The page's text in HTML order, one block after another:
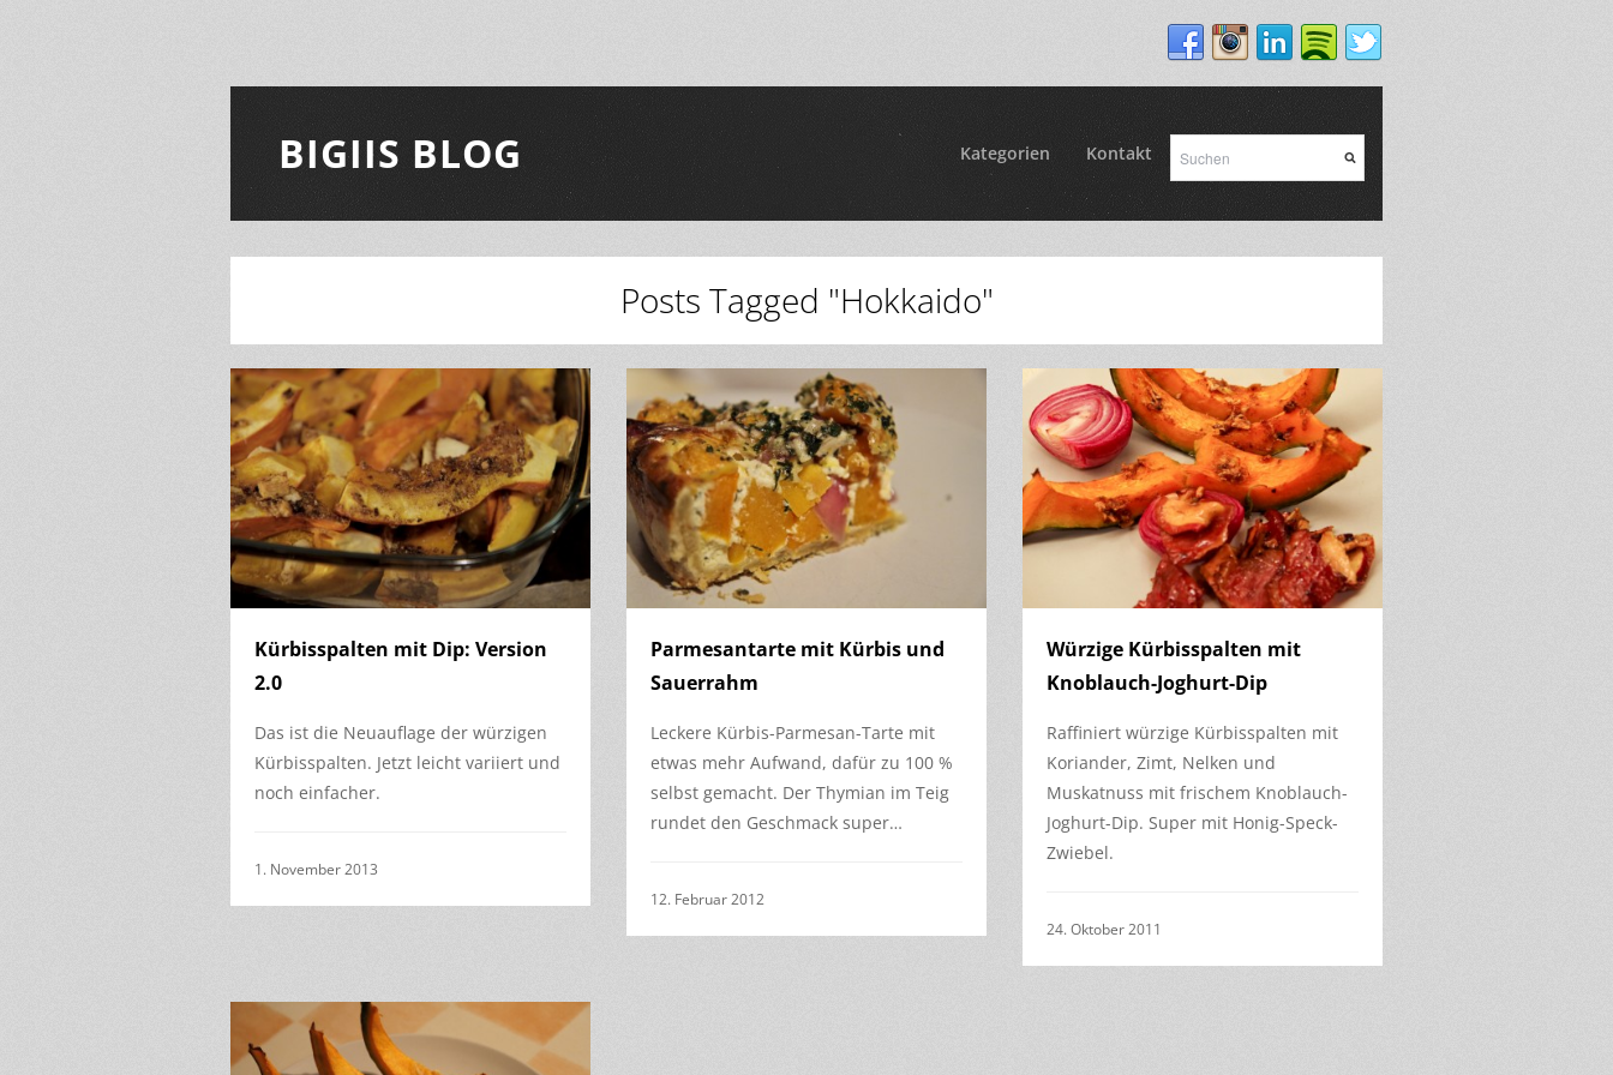
BIGIIS BLOG Kategorien Kontakt
Posts Tagged "Hokkaido"
Kürbisspalten mit Dip: Version
2.0
Das ist die Neuauflage der würzigen
Kürbisspalten. Jetzt leicht variiert und
noch einfacher.
1. November 2013
Parmesantarte mit Kürbis und
Sauerrahm
Leckere Kürbis-Parmesan-Tarte mit
etwas mehr Aufwand, dafür zu 100 %
selbst gemacht. Der Thymian im Teig
rundet den Geschmack super…
12. Februar 2012
Würzige Kürbisspalten mit
Knoblauch-Joghurt-Dip
Raffiniert würzige Kürbisspalten mit
Koriander, Zimt, Nelken und
Muskatnuss mit frischem Knoblauch-
Joghurt-Dip. Super mit Honig-Speck-
Zwiebel.
24. Oktober 2011